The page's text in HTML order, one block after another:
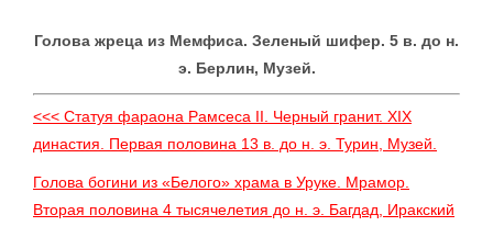
Голова жреца из Мемфиса. Зеленый шифер. 5 в. до н.
э. Берлин, Музей.
<<< Статуя фараона Рамсеса II. Черный гранит. XIX
династия. Первая половина 13 в. до н. э. Турин, Музей.
Голова богини из «Белого» храма в Уруке. Мрамор.
Вторая половина 4 тысячелетия до н. э. Багдад, Иракский